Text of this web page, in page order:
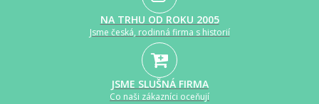
NA TRHU OD ROKU 2005
Jsme česká, rodinná firma s historií
JSME SLUŠNÁ FIRMA
Co naši zákazníci oceňují